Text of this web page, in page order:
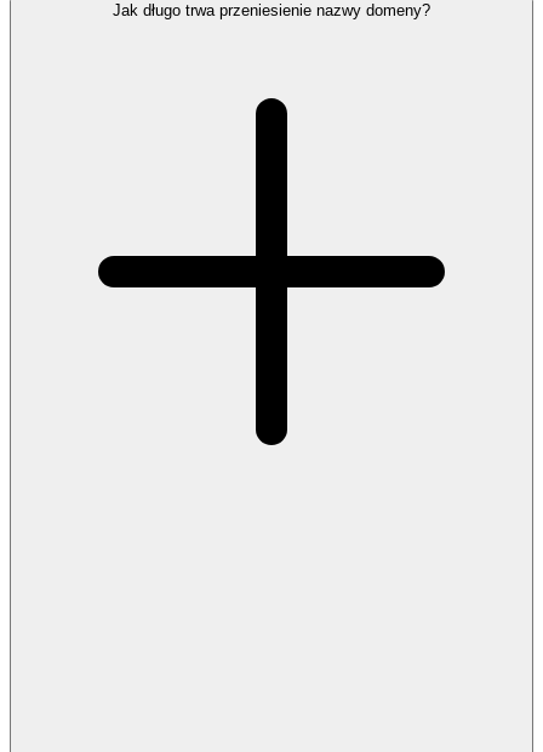
Jak długo trwa przeniesienie nazwy domeny?